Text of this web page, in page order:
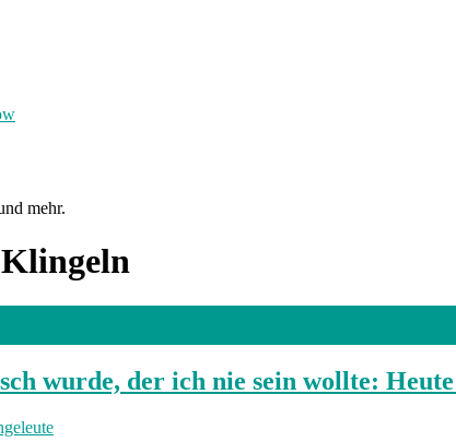
mehr.
Klingeln
wurde, der ich nie sein wollte: